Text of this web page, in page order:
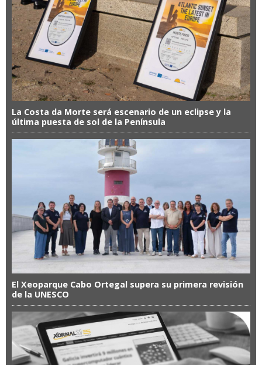
La Costa da Morte será escenario de un eclipse y la
última puesta de sol de la Península
El Xeoparque Cabo Ortegal supera su primera revisión
de la UNESCO